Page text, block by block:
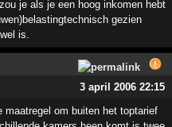
je als je een hoog inkomen hebt
gezien
is.
3 april 2006 22:15
om buiten het toptarief